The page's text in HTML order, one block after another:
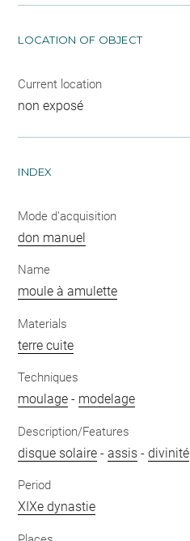
LOCATION OF OBJECT
Current location
non exposé
INDEX
Mode d'acquisition
don manuel
Name
moule à amulette
Materials
terre cuite
Techniques
moulage - modelage
Description/Features
disque solaire -assis -divinité
Period
XIXe dynastie